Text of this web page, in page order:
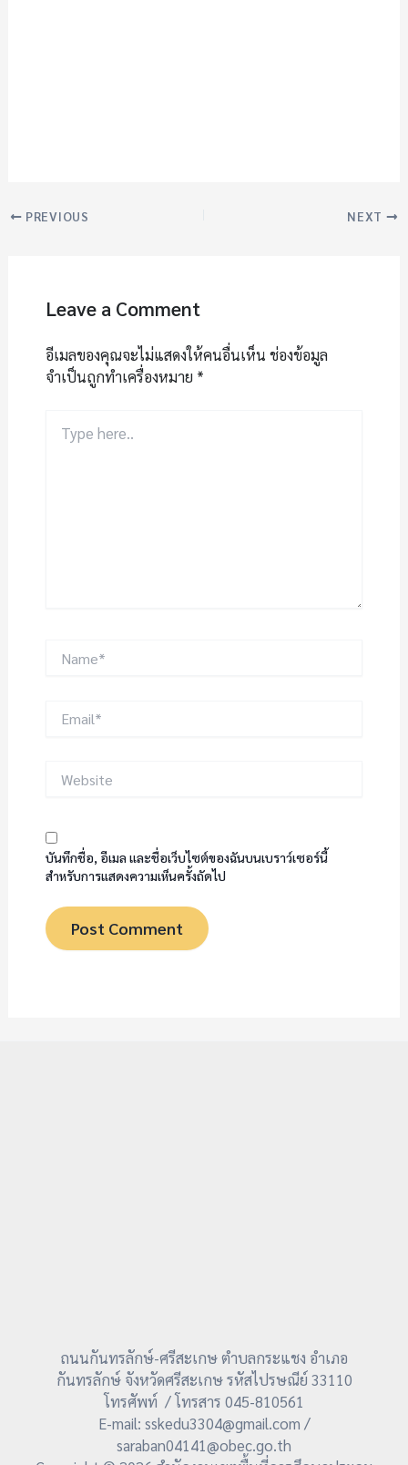
PREVIOUS NEXT
Leave a Comment
อีเมลของคุณจะไม่แสดงให้คนอื่นเห็น ช่องข้อมูล
จำเป็นถูกทำเครื่องหมาย *
here..
บันทึกชื่อ, อีเมล และชื่อเว็บไซต์ของฉันบนเบราว์เซอร์นี้
สำหรับการแสดงความเห็นครั้งถัดไป
ถนนกันทรลักษ์-ศรีสะเกษ ตำบลกระแชง อำเภอ
กันทรลักษ์ จังหวัดศรีสะเกษ รหัสไปรษณีย์ 33110
โทรศัพท์ / โทรสาร 045-810561
E-mail: sskedu3304@gmail.com /
saraban04141@obec.go.th